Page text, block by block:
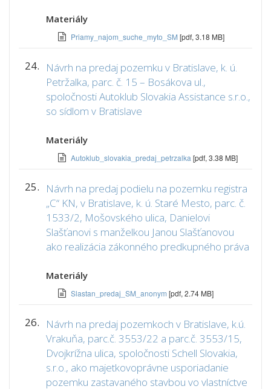
Materiály
Priamy_najom_suche_myto_SM [pdf, 3.18 MB]
24.
Návrh na predaj pozemku v Bratislave, k. ú.
Petržalka, parc. č. 15 – Bosákova ul.,
spoločnosti Autoklub Slovakia Assistance s.r.o.,
so sídlom v Bratislave
Materiály
Autoklub_slovakia_predaj_petrzalka [pdf, 3.38 MB]
25.
Návrh na predaj podielu na pozemku registra
„C“ KN, v Bratislave, k. ú. Staré Mesto, parc. č.
1533/2, Mošovského ulica, Danielovi
Slašťanovi s manželkou Janou Slašťanovou
ako realizácia zákonného predkupného práva
Materiály
Slastan_predaj_SM_anonym [pdf, 2.74 MB]
26.
Návrh na predaj pozemkoch v Bratislave, k.ú.
Vrakuňa, parc.č. 3553/22 a parc.č. 3553/15,
Dvojkrížna ulica, spoločnosti Schell Slovakia,
s.r.o., ako majetkovoprávne usporiadanie
pozemku zastavaného stavbou vo vlastníctve